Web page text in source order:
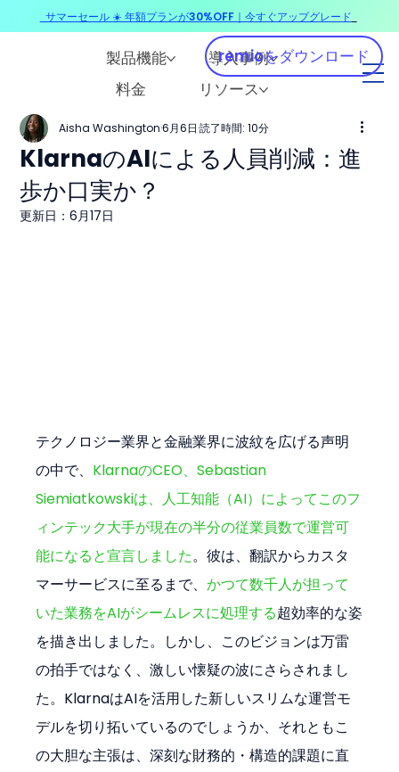
製品機能
導入事例
料金
リソース
remioをダウンロード
KlarnaのAIによる人員削減：進
歩か口実か？
Aisha Washington 6月6日 読了時間: 10分
更新日：6月17日
テクノロジー業界と金融業界に波紋を広げる声明
の中で、 KlarnaのCEO、Sebastian
Siemiatkowskiは、人工知能（AI）によってこのフ
ィンテック大手が現在の半分の従業員数で運営可
能になると宣言しました。彼は、翻訳からカスタ
マーサービスに至るまで、かつて数千人が担って
いた業務をAIがシームレスに処理する超効率的な姿
を描き出しました。しかし、このビジョンは万雷
の拍手ではなく、激しい懐疑の波にさらされまし
た。KlarnaはAIを活用した新しいスリムな運営モ
デルを切り拓いているのでしょうか、それともこ
の大胆な主張は、深刻な財務的・構造的課題に直
サマーセール ☀️ 年額プランが30%OFF｜今すぐアップグレード